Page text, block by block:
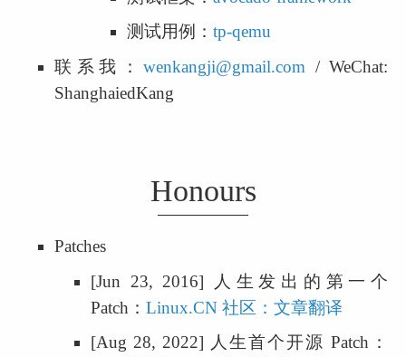
测试用例： tp-qemu
联系我： wenkangji@gmail.com / WeChat:
ShanghaiedKang
Honours
Patches
[Jun 23, 2016] 人生发出的第一个
Patch： Linux.CN 社区：文章翻译
[Aug 28, 2022] 人生首个开源 Patch：